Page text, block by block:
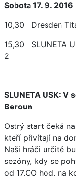
Sobota 17. 9. 2016
10,30 Dresden
15,30 SLUNETA
2
SLUNETA USK: V
Beroun
Ostrý start čeká
kteří přivítají na
Naši hráči určitě
sezóny, kdy se
od 17.OO hod. na